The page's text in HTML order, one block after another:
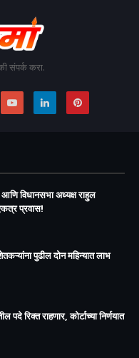
संपर्क करा.
विधानसभा अध्यक्ष राहुल
प्रवास!
पुढील दोन महिन्यात लाभ
पदे रिक्त राहणार, कोर्टाच्या निर्णयात